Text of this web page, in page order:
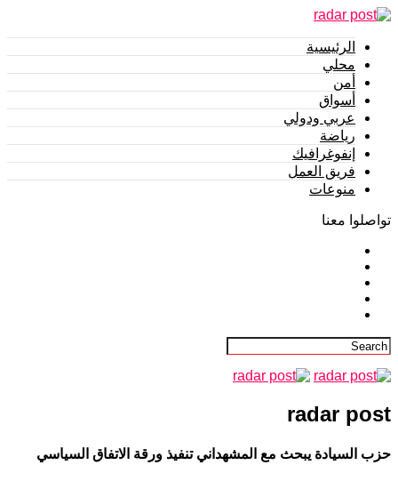
الرئيسية
محلي
أمن
أسواق
عربي ودولي
رياضة
إنفوغرافيك
فريق العمل
منوعات
تواصلوا معنا
radar post
حزب السيادة يبحث مع المشهداني تنفيذ ورقة الاتفاق السياسي